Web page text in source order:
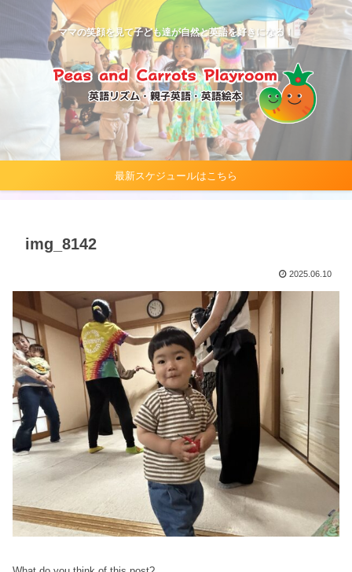
ママの笑顔を見て子ども達が自然と英語を好きになる！
最新スケジュールはこちら
img_8142
2025.06.10